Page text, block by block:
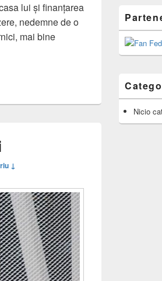
lui și finanțarea
nedemne de o
mai bine
noastra!
↓
Nicio